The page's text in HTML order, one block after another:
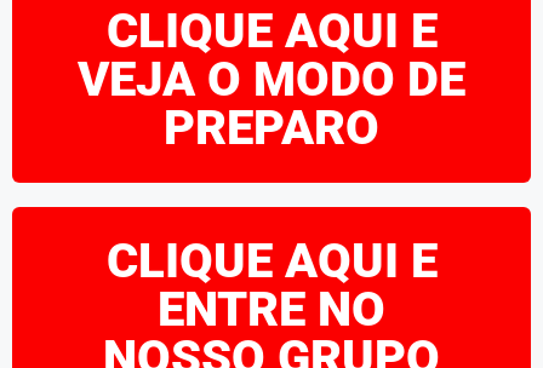
CLIQUE AQUI E
VEJA O MODO DE
PREPARO
CLIQUE AQUI E
ENTRE NO